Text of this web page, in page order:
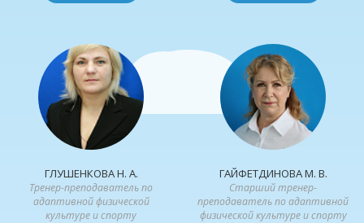
ГЛУШЕНКОВА Н. А.
Тренер-преподаватель по
адаптивной физической
культуре и спорту
ГАЙФЕТДИНОВА М. В.
Старший тренер-
преподаватель по адаптивной
физической культуре и спорту